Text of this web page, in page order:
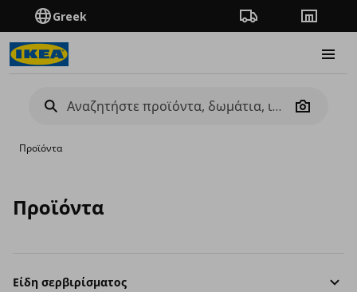
Greek Πορεία παραγγελίας
Camera
Προϊόντα
Προϊόντα
Είδη σερβιρίσματος